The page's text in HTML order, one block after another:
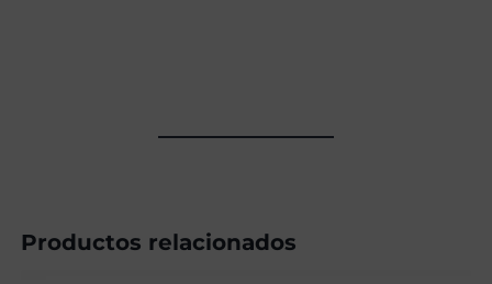
Productos relacionados